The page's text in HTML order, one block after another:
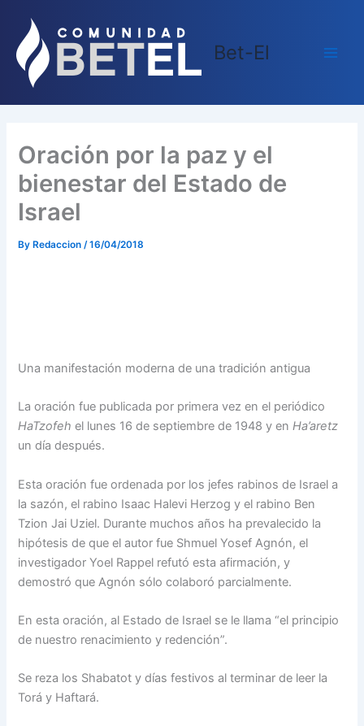
content
Bet-El
Oración por la paz y el
bienestar del Estado de
Israel
ByRedaccion /16/04/2018
Una manifestación moderna de una tradición antigua
La oración fue publicada por primera vez en el periódico
HaTzofeh el lunes 16 de septiembre de 1948 y enHa’aretz
un día después.
Esta oración fue ordenada por los jefes rabinos de Israel a
la sazón, el rabino Isaac Halevi Herzog y el rabino Ben
Tzion Jai Uziel. Durante muchos años ha prevalecido la
hipótesis de que el autor fue Shmuel Yosef Agnón, el
investigador Yoel Rappel refutó esta afirmación, y
demostró que Agnón sólo colaboró parcialmente.
En esta oración, al Estado de Israel se le llama “el principio
de nuestro renacimiento y redención”.
Se reza los Shabatot y días festivos al terminar de leer la
Torá y Haftará.